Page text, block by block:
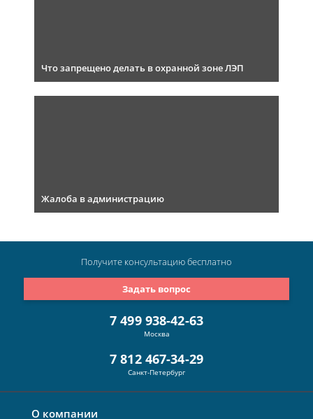
Что запрещено делать в охранной зоне ЛЭП
Жалоба в администрацию
О компании
7 499 938-42-63
Москва
7 812 467-34-29
Санкт-Петербург
Задать вопрос
Получите консультациюбесплатно